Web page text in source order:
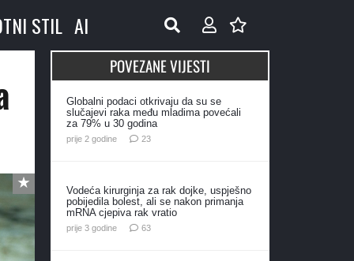
STIL AI
POVEZANE VIJESTI
Globalni podaci otkrivaju da su se
slučajevi raka među mladima povećali
za 79% u 30 godina
prije 2 godine 23komentara
Vodeća kirurginja za rak dojke, uspješno
pobijedila bolest, ali se nakon primanja
mRNA cjepiva rak vratio
prije 3 godine 63komentara